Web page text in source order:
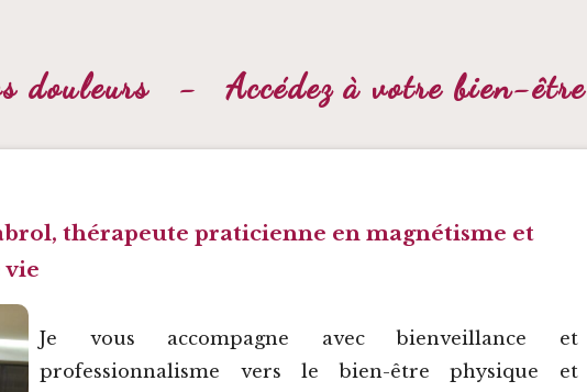
douleurs - Accédez à votre bien-être
thérapeute praticienne en magnétisme et
vie
Je vous accompagne avec bienveillance et
professionnalisme vers le bien-être physique et